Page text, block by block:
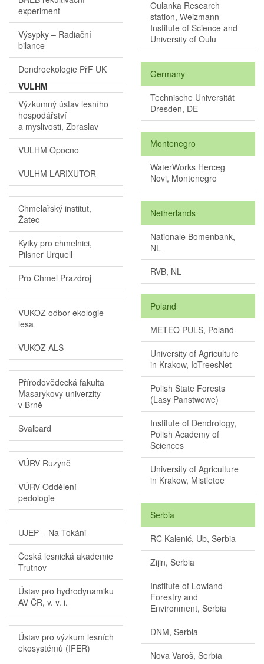
experiment
Výsypky – Radiační
bilance
Dendroekologie PřF UK
VULHM
Výzkumný ústav lesního
hospodářství
a myslivosti, Zbraslav
VULHM Opocno
VULHM LARIXUTOR
Chmelařský institut,
Žatec
Kytky pro chmelnici,
Pilsner Urquell
Pro Chmel Prazdroj
VUKOZ odbor ekologie
lesa
VUKOZ ALS
Přírodovědecká fakulta
Masarykovy univerzity
v Brně
Svalbard
VÚRV Ruzyně
VÚRV Oddělení
pedologie
UJEP – Na Tokáni
Česká lesnická akademie
Trutnov
Ústav pro hydrodynamiku
AV ČR, v. v. i.
Ústav pro výzkum lesních
ekosystémů (IFER)
Oulanka Research
station, Weizmann
Institute of Science and
University of Oulu
Germany
Technische Universität
Dresden, DE
Montenegro
WaterWorks Herceg
Novi, Montenegro
Netherlands
Nationale Bomenbank,
NL
RVB, NL
Poland
METEO PULS, Poland
University of Agriculture
in Krakow, IoTreesNet
Polish State Forests
(Lasy Panstwowe)
Institute of Dendrology,
Polish Academy of
Sciences
University of Agriculture
in Krakow, Mistletoe
Serbia
RC Kalenić, Ub, Serbia
Zijin, Serbia
Institute of Lowland
Forestry and
Environment, Serbia
DNM, Serbia
Nova Varoš, Serbia